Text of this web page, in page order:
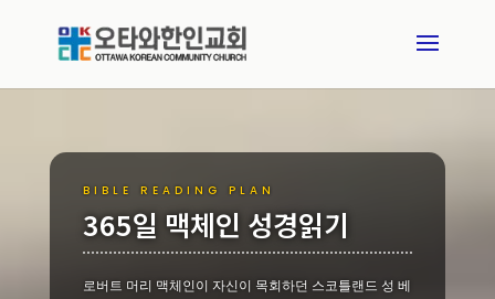
BIBLE READING PLAN
365일 맥체인 성경읽기
로버트 머리 맥체인이 자신이 목회하던 스코틀랜드 성 베